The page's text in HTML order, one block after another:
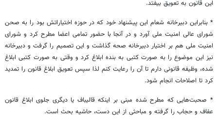
این قانون به تعویق بیفتد.
* بنابراین دبیرخانه شعام این پیشنهاد خود که در حوزه اختیاراتش بود را به صحن
شورای عالی امنیت ملی آورد و در آنجا با حضور تمامی اعضا مطرح کرد و شورای
امنیت ملی هم بر اختیار دبیرخانه صحه گذاشت و این تصمیم را گرفت و دبیرخانه
نیز این موضوع را به صورت کتبی به بنده ابلاغ کرد و وقتی به صورت کتبی ابلاغ
شده، وظیفه قانونی دارم تا آن را رعایت کنم لذا سپس تعویق ابلاغ قانون را تمدید
کرد تا اصلاحات انجام شود.
* صحبت‌هایی که مطرح شده مبنی بر اینکه قالیباف یا دیگری جلوی ابلاغ قانون
عفاف و حجاب را گرفته و مباحثی از این دست، حاشیه بحث است.